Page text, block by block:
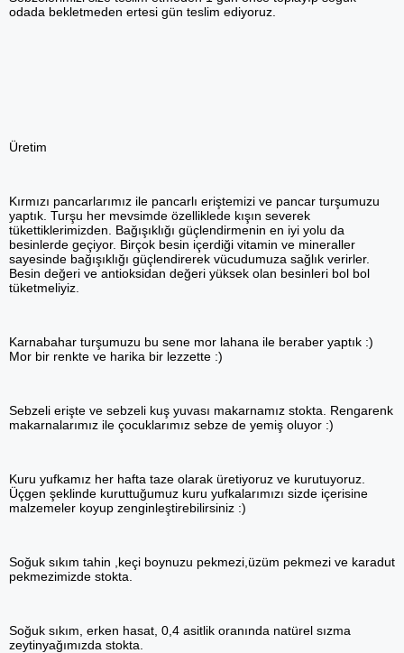
odada bekletmeden ertesi gün teslim ediyoruz.
Üretim
Kırmızı pancarlarımız ile pancarlı eriştemizi ve pancar turşumuzu
yaptık. Turşu her mevsimde özelliklede kışın severek
tükettiklerimizden. Bağışıklığı güçlendirmenin en iyi yolu da
besinlerde geçiyor. Birçok besin içerdiği vitamin ve mineraller
sayesinde bağışıklığı güçlendirerek vücudumuza sağlık verirler.
Besin değeri ve antioksidan değeri yüksek olan besinleri bol bol
tüketmeliyiz.
Karnabahar turşumuzu bu sene mor lahana ile beraber yaptık :)
Mor bir renkte ve harika bir lezzette :)
Sebzeli erişte ve sebzeli kuş yuvası makarnamız stokta. Rengarenk
makarnalarımız ile çocuklarımız sebze de yemiş oluyor :)
Kuru yufkamız her hafta taze olarak üretiyoruz ve kurutuyoruz.
Üçgen şeklinde kuruttuğumuz kuru yufkalarımızı sizde içerisine
malzemeler koyup zenginleştirebilirsiniz :)
Soğuk sıkım tahin ,keçi boynuzu pekmezi,üzüm pekmezi ve karadut
pekmezimizde stokta.
Soğuk sıkım, erken hasat, 0,4 asitlik oranında natürel sızma
zeytinyağımızda stokta.